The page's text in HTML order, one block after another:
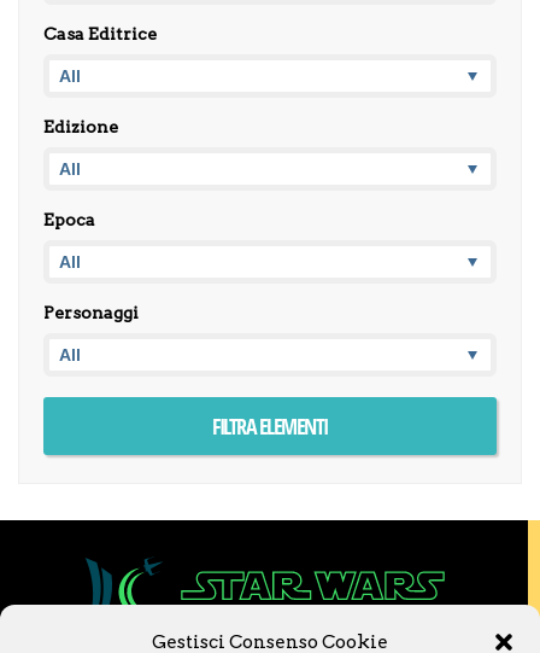
Gestisci Consenso Cookie
Casa Editrice
Edizione
Epoca
Personaggi